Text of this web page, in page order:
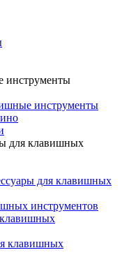
инструменты
инструменты
для клавишных
для клавишных
инструментов
клавишных